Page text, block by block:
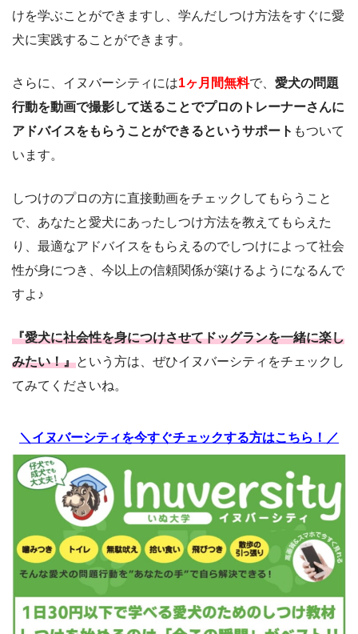
けを学ぶことができますし、学んだしつけ方法をすぐに愛
犬に実践することができます。
さらに、イヌバーシティには1ヶ月間無料で、 愛犬の問題
行動を動画で撮影して送ることでプロのトレーナーさんに
アドバイスをもらうことができるというサポート もついて
います。
しつけのプロの方に直接動画をチェックしてもらうこと
で、あなたと愛犬にあったしつけ方法を教えてもらえた
り、最適なアドバイスをもらえるのでしつけによって社会
性が身につき、今以上の信頼関係が築けるようになるんで
すよ♪
『愛犬に社会性を身につけさせてドッグランを一緒に楽し
みたい！』という方は、ぜひイヌバーシティをチェックし
てみてくださいね。
＼イヌバーシティを今すぐチェックする方はこちら！／